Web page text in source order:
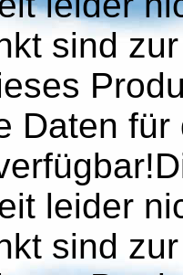
sind
Daten
leider
sind